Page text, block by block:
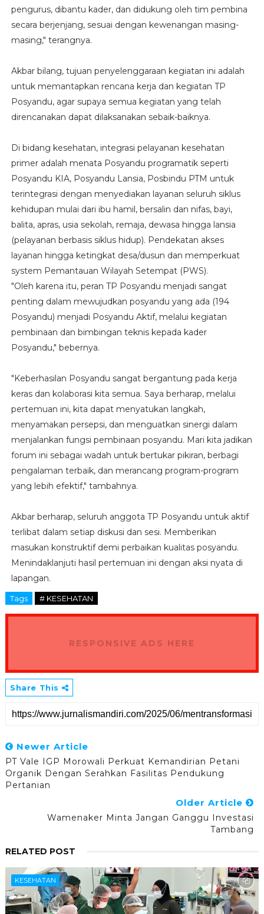
pengurus, dibantu kader, dan didukung oleh tim pembina
secara berjenjang, sesuai dengan kewenangan masing-
masing," terangnya.
Akbar bilang, tujuan penyelenggaraan kegiatan ini adalah
untuk memantapkan rencana kerja dan kegiatan TP
Posyandu, agar supaya semua kegiatan yang telah
direncanakan dapat dilaksanakan sebaik-baiknya.
Di bidang kesehatan, integrasi pelayanan kesehatan
primer adalah menata Posyandu programatik seperti
Posyandu KIA, Posyandu Lansia, Posbindu PTM untuk
terintegrasi dengan menyediakan layanan seluruh siklus
kehidupan mulai dari ibu hamil, bersalin dan nifas, bayi,
balita, apras, usia sekolah, remaja, dewasa hingga lansia
(pelayanan berbasis siklus hidup). Pendekatan akses
layanan hingga ketingkat desa/dusun dan memperkuat
system Pemantauan Wilayah Setempat (PWS).
"Oleh karena itu, peran TP Posyandu menjadi sangat
penting dalam mewujudkan posyandu yang ada (194
Posyandu) menjadi Posyandu Aktif, melalui kegiatan
pembinaan dan bimbingan teknis kepada kader
Posyandu," bebernya.
"Keberhasilan Posyandu sangat bergantung pada kerja
keras dan kolaborasi kita semua. Saya berharap, melalui
pertemuan ini, kita dapat menyatukan langkah,
menyamakan persepsi, dan menguatkan sinergi dalam
menjalankan fungsi pembinaan posyandu. Mari kita jadikan
forum ini sebagai wadah untuk bertukar pikiran, berbagi
pengalaman terbaik, dan merancang program-program
yang lebih efektif," tambahnya.
Akbar berharap, seluruh anggota TP Posyandu untuk aktif
terlibat dalam setiap diskusi dan sesi. Memberikan
masukan konstruktif demi perbaikan kualitas posyandu.
Menindaklanjuti hasil pertemuan ini dengan aksi nyata di
lapangan.
Tags # KESEHATAN
RESPONSIVE ADS HERE
Share This
Newer Article
PT Vale IGP Morowali Perkuat Kemandirian Petani
Organik Dengan Serahkan Fasilitas Pendukung
Pertanian
Older Article
Wamenaker Minta Jangan Ganggu Investasi
Tambang
RELATED POST
KESEHATAN